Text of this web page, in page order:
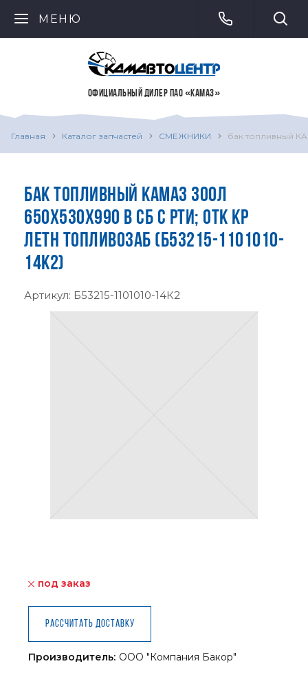
МЕНЮ
ОФИЦИАЛЬНЫЙ ДИЛЕР ПАО «КАМАЗ»
Главная Каталог запчастей СМЕЖНИКИ бак топливный
БАК ТОПЛИВНЫЙ КАМАЗ 300Л
650Х530Х990 В СБ С РТИ; ОТК КР
ЛЕТН ТОПЛИВОЗАБ (Б53215-1101010-
14К2)
Артикул: Б53215-1101010-14К2
под заказ
Рассчитать доставку
Производитель: ООО "Компания Бакор"